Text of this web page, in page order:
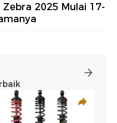
2025 Mulai 17-